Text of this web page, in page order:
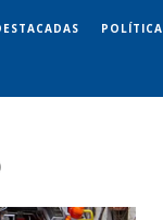
POLÍTICA